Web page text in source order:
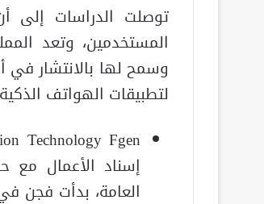
المستخدمين، وتعد
وسمح لها بالانتشار
لتطبيقات الهواتف
إسناد الأعمال مع